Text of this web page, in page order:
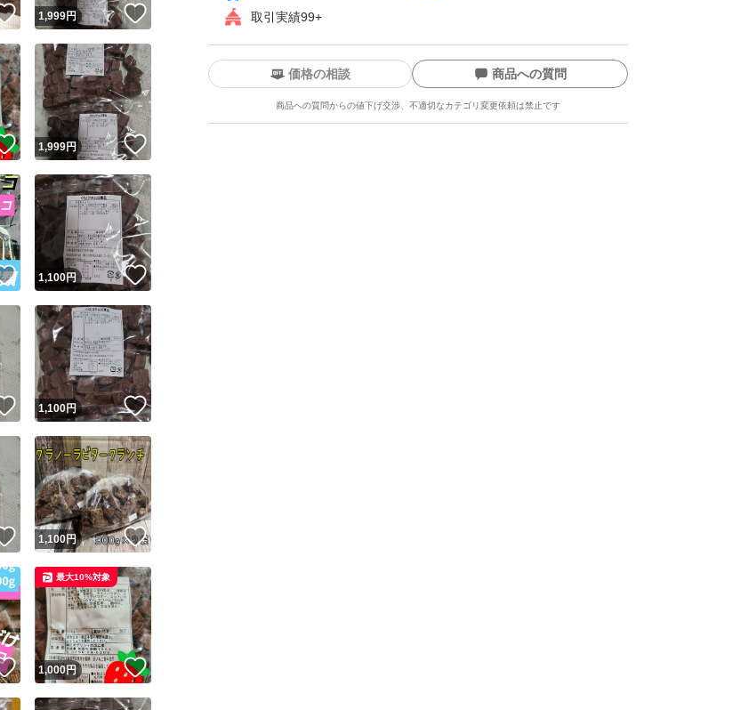
取引実績99+
ユーザーの実績について
一定の基準を満たしたユーザーにバッジを付与しています
Yahoo!フリマの基準をクリアした安心・安全なユーザーです
このユーザーはYahoo!フリマの取引を完了させた実績があります
このユーザーは他フリマサービスでの取引実績があります
価格の相談 商品への質問
商品への質問からの値下げ交渉、不適切なカテゴリ変更依頼は禁止です
この商品の情報をコピーします
転載は禁止されています
につき1回です
出品ページへ
いいね！
1,999円
いいね！
1,999円 いいね！
いいね！
1,100円 いいね！
いいね！
1,100円 いいね！
いいね！
1,100円 いいね！
いいね！
1,000円 いいね！
最大10%対象